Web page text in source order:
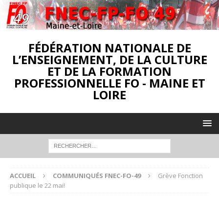
FÉDÉRATION NATIONALE DE
L’ENSEIGNEMENT, DE LA CULTURE
ET DE LA FORMATION
PROFESSIONNELLE FO - MAINE ET
LOIRE
ACCUEIL COMMUNIQUÉS FNEC-FO-49
Grève Fonction
publique le 22 mai!